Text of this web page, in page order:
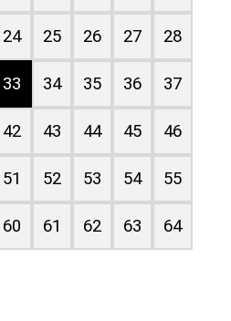
24 25 26 27 28
33 34 35 36 37
42 43 44 45 46
51 52 53 54 55
60 61 62 63 64